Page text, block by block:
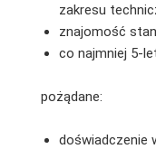
zakresu
znajomość
co najmniej 5-
pożądane:
doświadczenie